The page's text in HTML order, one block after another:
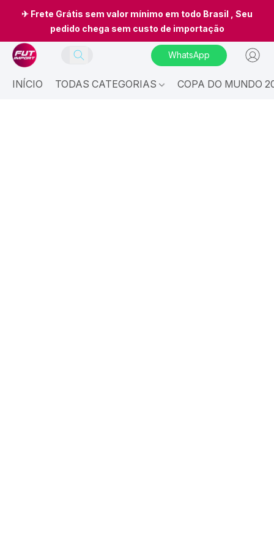
✈ Frete Grátis sem valor mínimo em todo Brasil , Seu
pedido chega sem custo de importação
WhatsApp
INÍCIO TODAS CATEGORIAS COPA DO MUNDO